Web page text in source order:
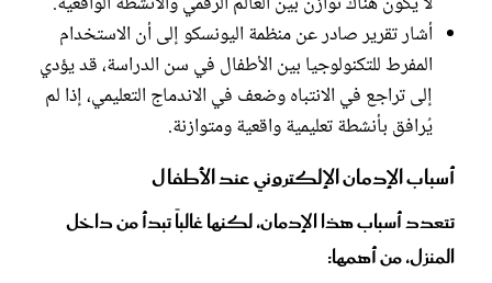
أشار تقرير صادر عن منظمة اليونسكو إلى أن الاستخدام
المفرط للتكنولوجيا بين الأطفال في سن الدراسة، قد يؤدي
إلى تراجع في الانتباه وضعف في الاندماج التعليمي، إذا لم
يُرافق بأنشطة تعليمية واقعية ومتوازنة.
أسباب الإدمان الإلكتروني عند الأطفال
تتعدد أسباب هذا الإدمان، لكنها غالباً تبدأ من داخل
المنزل، من أهمها: